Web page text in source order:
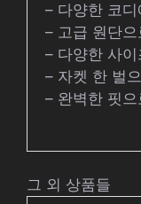
– 다양한 코
– 고급 원단
– 다양한 사
– 자켓 한 벌
– 완벽한 핏
그 외 상품들